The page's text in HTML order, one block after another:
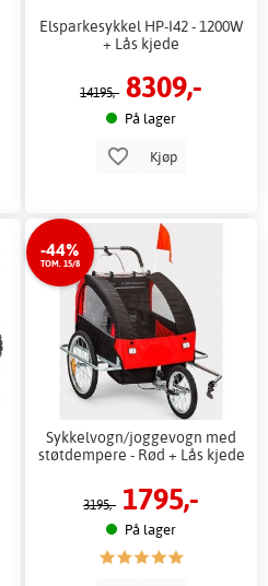
Elsparkesykkel HP-I42 - 1200W
+ Lås kjede
14195,- 8309,-
På lager
Kjøp
-44%
TOM. 15/8
Sykkelvogn/joggevogn med
støtdempere - Rød + Lås kjede
3195,- 1795,-
På lager